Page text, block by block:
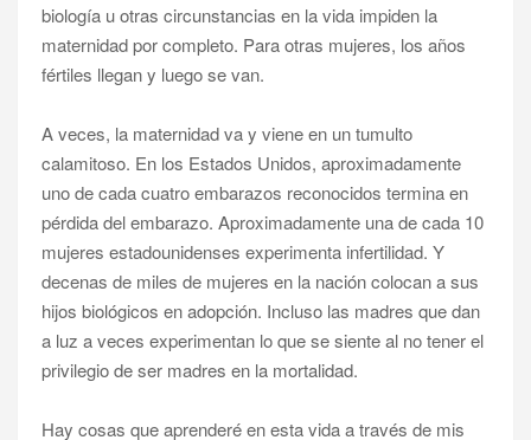
biología u otras circunstancias en la vida impiden la
maternidad por completo. Para otras mujeres, los años
fértiles llegan y luego se van.
A veces, la maternidad va y viene en un tumulto
calamitoso. En los Estados Unidos, aproximadamente
uno de cada cuatro embarazos reconocidos termina en
pérdida del embarazo. Aproximadamente una de cada 10
mujeres estadounidenses experimenta infertilidad. Y
decenas de miles de mujeres en la nación colocan a sus
hijos biológicos en adopción. Incluso las madres que dan
a luz a veces experimentan lo que se siente al no tener el
privilegio de ser madres en la mortalidad.
Hay cosas que aprenderé en esta vida a través de mis